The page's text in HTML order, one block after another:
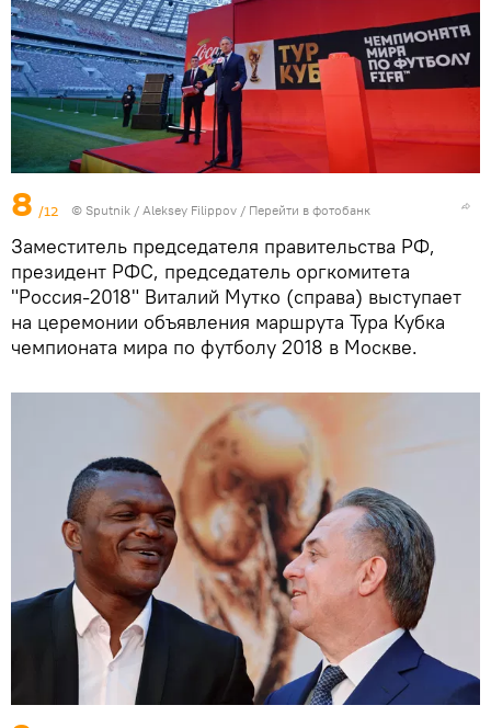
8 /12 © Sputnik / Aleksey Filippov / Перейти в фотобанк
Заместитель председателя правительства РФ,
президент РФС, председатель оргкомитета
"Россия-2018" Виталий Мутко (справа) выступает
на церемонии объявления маршрута Тура Кубка
чемпионата мира по футболу 2018 в Москве.